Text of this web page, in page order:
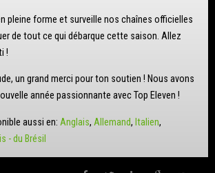
pleine forme et surveille nos chaînes officielles
de tout ce qui débarque cette saison. Allez
!
un grand merci pour ton soutien ! Nous avons
année passionnante avec Top Eleven !
aussi en: Anglais Allemand
Italien
- du Brésil